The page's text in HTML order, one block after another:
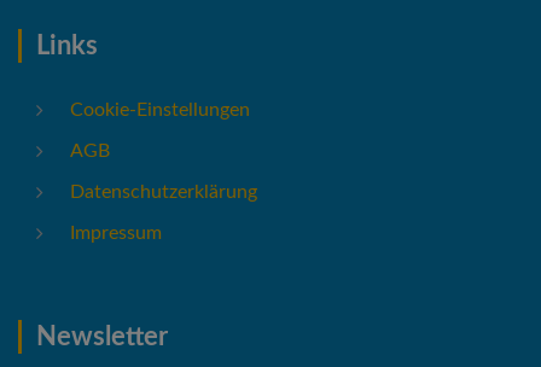
Links
Cookie-Einstellungen
AGB
Datenschutzerklärung
Impressum
Newsletter